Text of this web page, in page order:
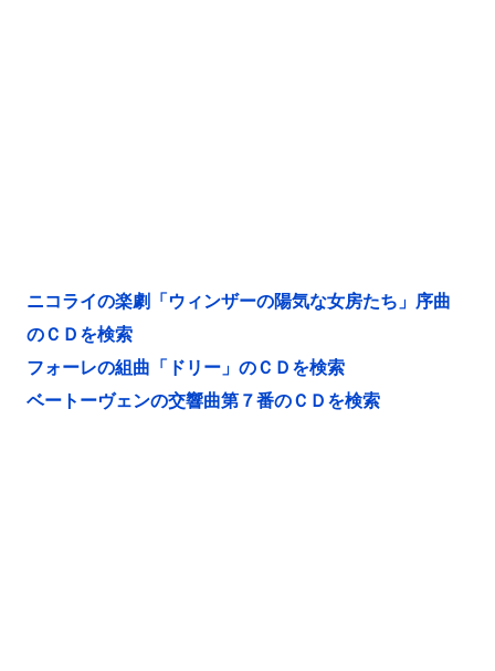
ニコライの楽劇「ウィンザーの陽気な女房たち」序曲
のＣＤを検索
フォーレの組曲「ドリー」のＣＤを検索
ベートーヴェンの交響曲第７番のＣＤを検索